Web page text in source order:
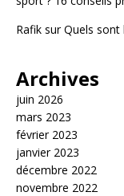
Rafik surQuels sont
Archives
juin 2026
mars 2023
février 2023
janvier 2023
décembre 2022
novembre 2022